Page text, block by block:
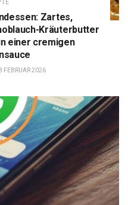
Zartes,
Kräuterbutter
einer cremigen
FEBRUAR 2026